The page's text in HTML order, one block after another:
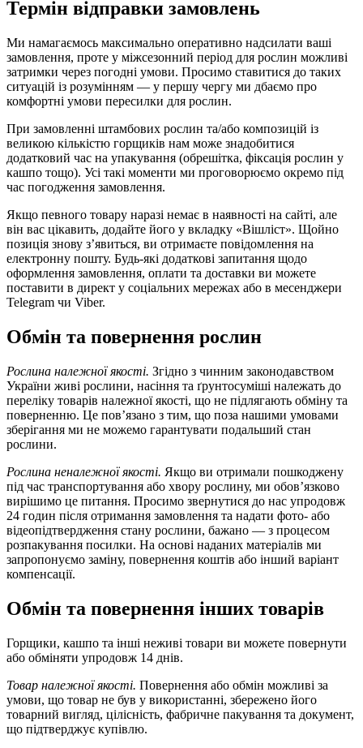
Термін відправки замовлень
Ми намагаємось максимально оперативно надсилати ваші
замовлення, проте у міжсезонний період для рослин можливі
затримки через погодні умови. Просимо ставитися до таких
ситуацій із розумінням — у першу чергу ми дбаємо про
комфортні умови пересилки для рослин.
При замовленні штамбових рослин та/або композицій із
великою кількістю горщиків нам може знадобитися
додатковий час на упакування (обрешітка, фіксація рослин у
кашпо тощо). Усі такі моменти ми проговорюємо окремо під
час погодження замовлення.
Якщо певного товару наразі немає в наявності на сайті, але
він вас цікавить, додайте його у вкладку «Вішліст». Щойно
позиція знову з’явиться, ви отримаєте повідомлення на
електронну пошту. Будь-які додаткові запитання щодо
оформлення замовлення, оплати та доставки ви можете
поставити в директ у соціальних мережах або в месенджери
Telegram чи Viber.
Обмін та повернення рослин
Рослина належної якості. Згідно з чинним законодавством
України живі рослини, насіння та ґрунтосуміші належать до
переліку товарів належної якості, що не підлягають обміну та
поверненню. Це пов’язано з тим, що поза нашими умовами
зберігання ми не можемо гарантувати подальший стан
рослини.
Рослина неналежної якості. Якщо ви отримали пошкоджену
під час транспортування або хвору рослину, ми обов’язково
вирішимо це питання. Просимо звернутися до нас упродовж
24 годин після отримання замовлення та надати фото- або
відеопідтвердження стану рослини, бажано — з процесом
розпакування посилки. На основі наданих матеріалів ми
запропонуємо заміну, повернення коштів або інший варіант
компенсації.
Обмін та повернення інших товарів
Горщики, кашпо та інші неживі товари ви можете повернути
або обміняти упродовж 14 днів.
Товар належної якості. Повернення або обмін можливі за
умови, що товар не був у використанні, збережено його
товарний вигляд, цілісність, фабричне пакування та документ,
що підтверджує купівлю.